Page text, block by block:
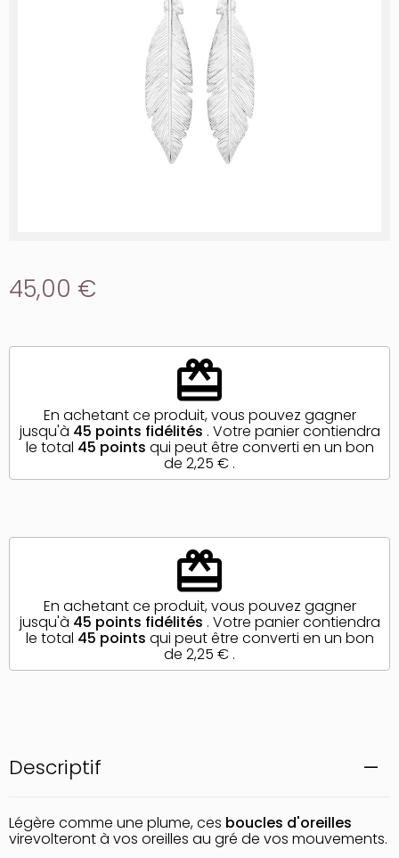
Descriptif
Légère comme une plume, ces boucles d'oreilles
virevolteront à vos oreilles au gré de vos mouvements.
45,00 €
redeem
En achetant ce produit, vous pouvez gagner
jusqu'à 45 points fidélités . Votre panier contiendra
le total 45 points qui peut être converti en un bon
de 2,25 € .
redeem
En achetant ce produit, vous pouvez gagner
jusqu'à 45 points fidélités . Votre panier contiendra
le total 45 points qui peut être converti en un bon
de 2,25 € .